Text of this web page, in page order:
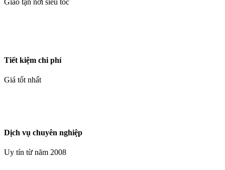
Giao tận nơi siêu tốc
Tiết kiệm chi phí
Giá tốt nhất
Dịch vụ chuyên nghiệp
Uy tín từ năm 2008